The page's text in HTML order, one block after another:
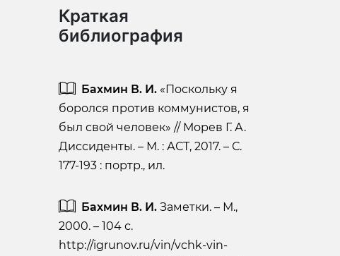
Краткая
библиография
Бахмин В. И. «Поскольку я
боролся против коммунистов, я
был свой человек» // Морев Г. А.
Диссиденты. – М. : АСТ, 2017. – С.
177-193 : портр., ил.
Бахмин В. И. Заметки. – М.,
2000. – 104 с.
http://igrunov.ru/vin/vchk-vin-